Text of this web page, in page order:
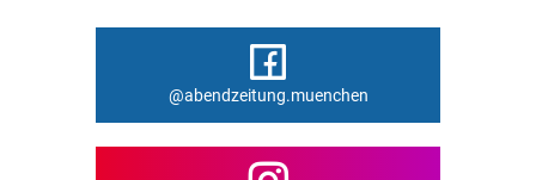
@abendzeitung.muenchen